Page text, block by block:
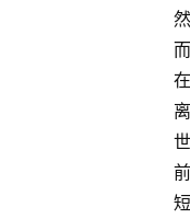
然
而
在
离
世
前
短